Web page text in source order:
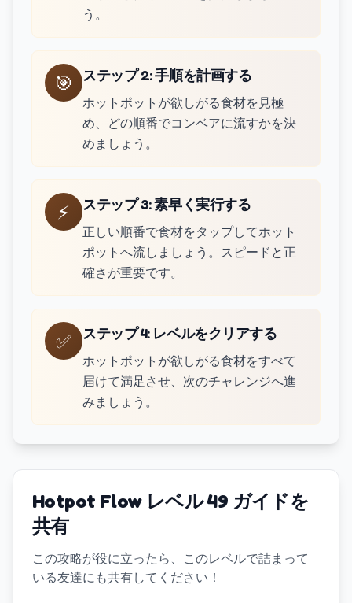
う。
🎯 ステップ 2:手順を計画する
ホットポットが欲しがる食材を見極
め、どの順番でコンベアに流すかを決
めましょう。
⚡ ステップ 3:素早く実行する
正しい順番で食材をタップしてホット
ポットへ流しましょう。スピードと正
確さが重要です。
✅ ステップ 4: レベルをクリアする
ホットポットが欲しがる食材をすべて
届けて満足させ、次のチャレンジへ進
みましょう。
Hotpot Flow レベル 49 ガイドを
共有
この攻略が役に立ったら、このレベルで詰まって
いる友達にも共有してください！